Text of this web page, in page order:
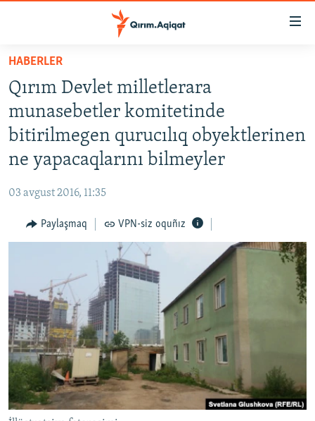
Esas
qaytmaq
Baş
navigatsiyağa
qaytmaq
Qıdıruvğa
SİYASET
İQTİSADİYAT
İNSAN AQLARI
VİDEO
BLOGLAR
FİKİR
Русский
Українською
QOŞULIÑIZ!
HABERLER
Qırım Devlet milletlerara
munasebetler komitetinde
bitirilmegen qurucılıq obyektlerinen
ne yapacaqlarını bilmeyler
03 avgust 2016, 11:35
Paylaşmaq VPN-siz oquñız